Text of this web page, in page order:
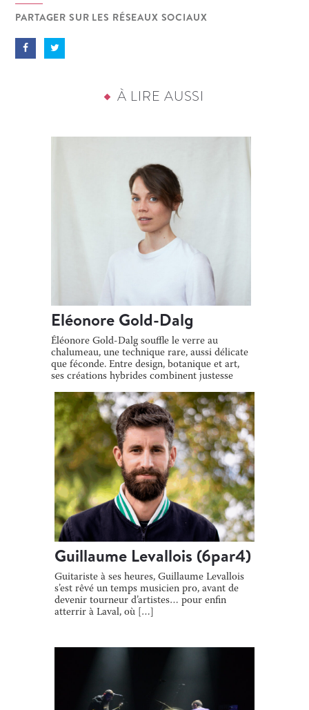
PARTAGER SUR LES RÉSEAUX SOCIAUX
À LIRE AUSSI
Eléonore Gold-Dalg
Éléonore Gold-Dalg souffle le verre au
chalumeau, une technique rare, aussi délicate
que féconde. Entre design, botanique et art,
ses créations hybrides combinent justesse
Guillaume Levallois (6par4)
Guitariste à ses heures, Guillaume Levallois
s’est rêvé un temps musicien pro, avant de
devenir tourneur d’artistes… pour enfin
atterrir à Laval, où […]